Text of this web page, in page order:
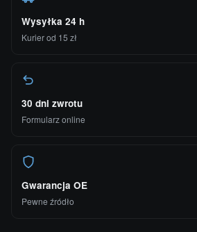
Wysyłka 24 h
Kurier od 15 zł
30 dni zwrotu
Formularz online
Gwarancja OE
Pewne źródło